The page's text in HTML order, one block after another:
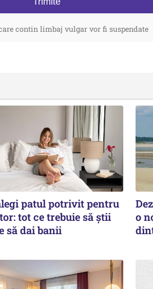
contin limbaj vulgar vor fi suspendate
patul potrivit pentru
tot ce trebuie să știi
să dai banii
o